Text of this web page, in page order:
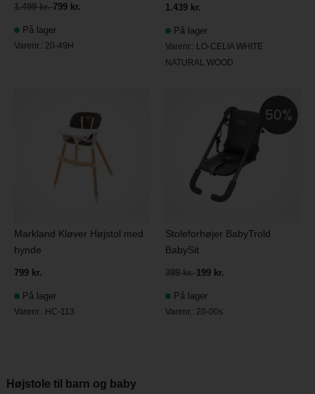
1.499 kr.799 kr.
På lager
Varenr.: 20-49H
1.439 kr.
På lager
Varenr.: LO-CELIA WHITE
NATURAL WOOD
Markland Kløver Højstol med
hynde
799 kr.
På lager
Varenr.: HC-113
50
Stoleforhøjer BabyTrold
BabySit
399 kr.199 kr.
På lager
Varenr.: 20-00s
Højstole til barn og baby